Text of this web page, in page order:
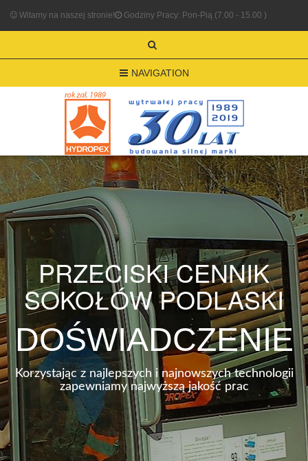
Witamy na naszej stronie! Godziny Pracy: Pon-Pią (7.00 - 15.00 )
NAVIGATION
PRZECISKI CENNIK
SOKOŁÓW PODLASKI
DOŚWIADCZENIE
Korzystając z najlepszych i najnowszych technologii
zapewniamy najwyższą jakość prac